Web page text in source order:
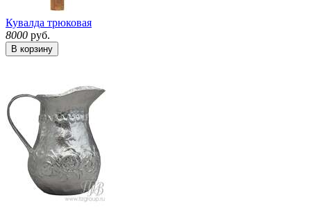
Кувалда трюковая
8000 руб.
В корзину